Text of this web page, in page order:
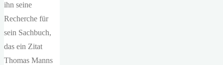
ihn seine
Recherche für
sein Sachbuch,
das ein Zitat
Thomas Manns